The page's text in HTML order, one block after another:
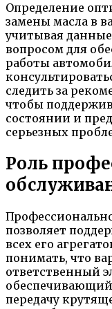
Определение
замены масла в
учитывая
вопросом для
работы
следить за
чтобы
состоянии и
серьезных
Роль
позволяет
всех его
понимать, что
ответственный
передачу